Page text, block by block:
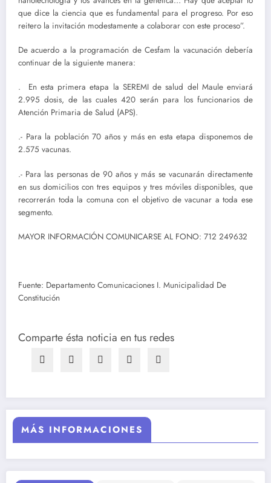
que dice la ciencia que es fundamental para el progreso. Por eso
reitero la invitación modestamente a colaborar con este proceso”.
De acuerdo a la programación de Cesfam la vacunación debería
continuar de la siguiente manera:
. En esta primera etapa la SEREMI de salud del Maule enviará
2.995 dosis, de las cuales 420 serán para los funcionarios de
Atención Primaria de Salud (APS).
.- Para la población 70 años y más en esta etapa disponemos de
2.575 vacunas.
.- Para las personas de 90 años y más se vacunarán directamente
en sus domicilios con tres equipos y tres móviles disponibles, que
recorrerán toda la comuna con el objetivo de vacunar a toda ese
segmento.
MAYOR INFORMACIÓN COMUNICARSE AL FONO: 712 249632
Fuente: Departamento Comunicaciones I. Municipalidad De
Constitución
Comparte ésta noticia en tus redes
MÁS INFORMACIONES